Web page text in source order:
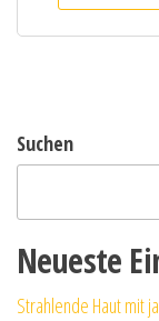
Suchen
Neueste
Strahlende Haut mit